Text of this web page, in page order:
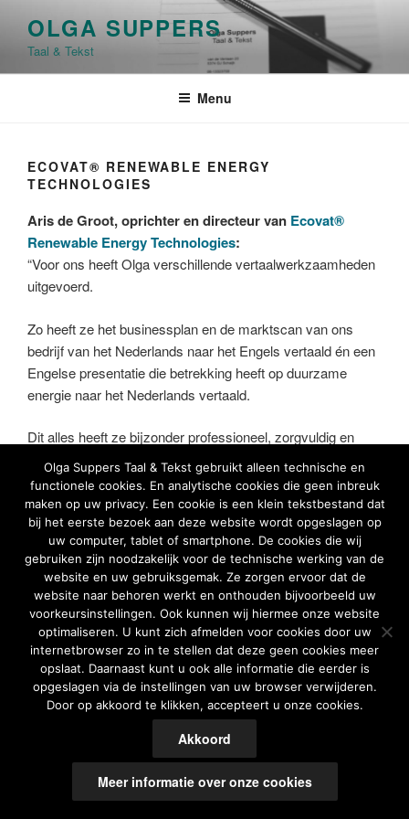
inhoud
OLGA SUPPERS
Taal & Tekst
Menu
ECOVAT® RENEWABLE ENERGY
TECHNOLOGIES
Aris de Groot, oprichter en directeur van Ecovat®
Renewable Energy Technologies:
“Voor ons heeft Olga verschillende vertaalwerkzaamheden
uitgevoerd.
Zo heeft ze het businessplan en de marktscan van ons
bedrijf van het Nederlands naar het Engels vertaald én een
Engelse presentatie die betrekking heeft op duurzame
energie naar het Nederlands vertaald.
Dit alles heeft ze bijzonder professioneel, zorgvuldig en
snel verzorgd.
Het is een plezier om met Olga samen te werken!”
Cookiemelding Ondersteund door WordPress
Olga Suppers Taal & Tekst gebruikt alleen technische en
functionele cookies. En analytische cookies die geen inbreuk
maken op uw privacy. Een cookie is een klein tekstbestand dat
bij het eerste bezoek aan deze website wordt opgeslagen op
uw computer, tablet of smartphone. De cookies die wij
gebruiken zijn noodzakelijk voor de technische werking van de
website en uw gebruiksgemak. Ze zorgen ervoor dat de
website naar behoren werkt en onthouden bijvoorbeeld uw
voorkeursinstellingen. Ook kunnen wij hiermee onze website
optimaliseren. U kunt zich afmelden voor cookies door uw
internetbrowser zo in te stellen dat deze geen cookies meer
opslaat. Daarnaast kunt u ook alle informatie die eerder is
opgeslagen via de instellingen van uw browser verwijderen.
Door op akkoord te klikken, accepteert u onze cookies.
Akkoord
Meer informatie over onze cookies